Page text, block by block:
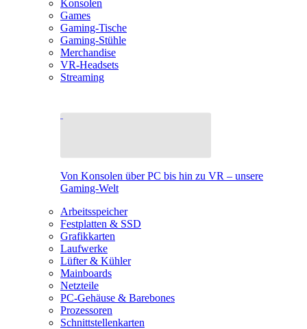
Konsolen
Games
Gaming-Tische
Gaming-Stühle
Merchandise
VR-Headsets
Streaming
Von Konsolen über PC bis hin zu VR – unsere
Gaming-Welt
Arbeitsspeicher
Festplatten & SSD
Grafikkarten
Laufwerke
Lüfter & Kühler
Mainboards
Netzteile
PC-Gehäuse & Barebones
Prozessoren
Schnittstellenkarten